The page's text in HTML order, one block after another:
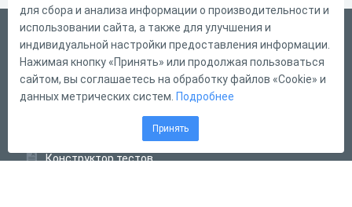
Русский
Справка
Форма обратной связи
Конструктор тестов
для сбора и анализа информации о производительности и
использовании сайта, а также для улучшения и
индивидуальной настройки предоставления информации.
Нажимая кнопку «Принять» или продолжая пользоваться
сайтом, вы соглашаетесь на обработку файлов «Cookie» и
данных метрических систем. Подробнее
Принять